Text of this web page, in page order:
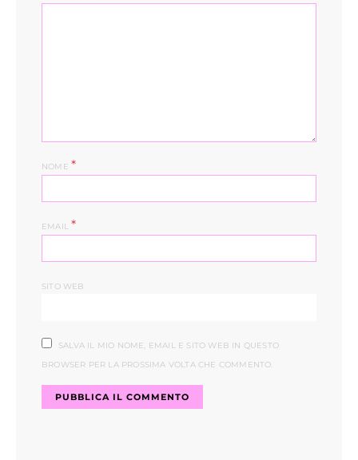
NOME *
EMAIL*
SITO WEB
SALVA IL MIO NOME, EMAIL E SITO WEB IN QUESTO
BROWSER PER LA PROSSIMA VOLTA CHE COMMENTO.